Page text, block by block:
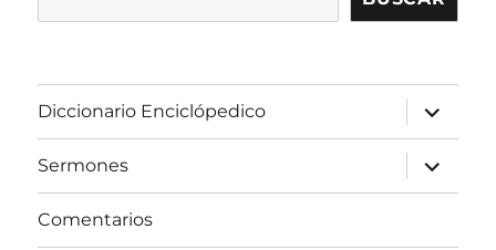
Diccionario Enciclópedico
expandir
el
menú
inferior
Sermones
expandir
el
menú
Comentarios